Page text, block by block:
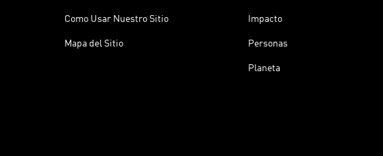
Como Usar Nuestro Sitio
Mapa del Sitio
Impacto
Personas
Planeta